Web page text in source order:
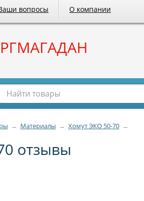
вопросы О компании
→ Материалы → Хомут ЭКО 50-70 →
отзывы